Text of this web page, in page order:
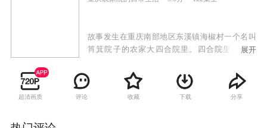
故事发生在重庆南部地区东溪镇海椒村一个名叫
筲箕院子的农家大四合院里。四合院里住着李
个传统的农家院吹来了新时代的春风，在这里演
绎着他们的情感纠葛，撒下一串串欢笑和泪水。
展开
超清画质 评论 收藏 下载 分享